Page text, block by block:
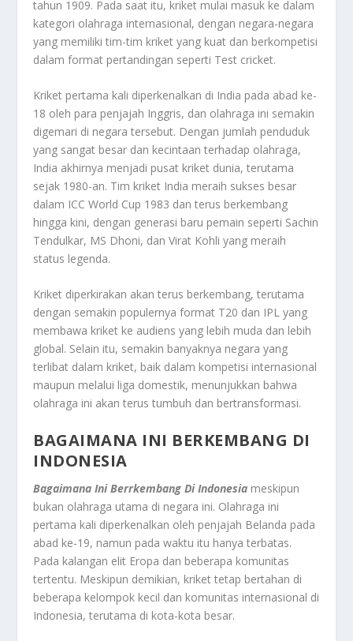
tahun 1909. Pada saat itu, kriket mulai masuk ke dalam
kategori olahraga internasional, dengan negara-negara
yang memiliki tim-tim kriket yang kuat dan berkompetisi
dalam format pertandingan seperti Test cricket.
Kriket pertama kali diperkenalkan di India pada abad ke-
18 oleh para penjajah Inggris, dan olahraga ini semakin
digemari di negara tersebut. Dengan jumlah penduduk
yang sangat besar dan kecintaan terhadap olahraga,
India akhirnya menjadi pusat kriket dunia, terutama
sejak 1980-an. Tim kriket India meraih sukses besar
dalam ICC World Cup 1983 dan terus berkembang
hingga kini, dengan generasi baru pemain seperti Sachin
Tendulkar, MS Dhoni, dan Virat Kohli yang meraih
status legenda.
Kriket diperkirakan akan terus berkembang, terutama
dengan semakin populernya format T20 dan IPL yang
membawa kriket ke audiens yang lebih muda dan lebih
global. Selain itu, semakin banyaknya negara yang
terlibat dalam kriket, baik dalam kompetisi internasional
maupun melalui liga domestik, menunjukkan bahwa
olahraga ini akan terus tumbuh dan bertransformasi.
BAGAIMANA INI BERKEMBANG DI
INDONESIA
Bagaimana Ini Berrkembang Di Indonesia meskipun
bukan olahraga utama di negara ini. Olahraga ini
pertama kali diperkenalkan oleh penjajah Belanda pada
abad ke-19, namun pada waktu itu hanya terbatas.
Pada kalangan elit Eropa dan beberapa komunitas
tertentu. Meskipun demikian, kriket tetap bertahan di
beberapa kelompok kecil dan komunitas internasional di
Indonesia, terutama di kota-kota besar.